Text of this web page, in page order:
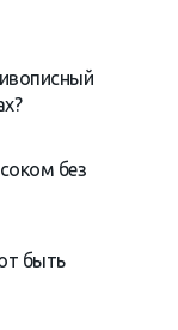
без
быть